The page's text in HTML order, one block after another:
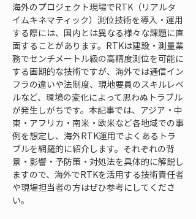
海外のプロジェクト現場でRTK（リアルタ
イムキネマティック）測位技術を導入・運用
する際には、国内とは異なる様々な課題に直
面することがあります。RTKは建設・測量業
務でセンチメートル級の高精度測位を可能に
する画期的な技術ですが、海外では通信イン
フラの違いや法制度、現地要員のスキルレベ
ルなど、環境の変化によって思わぬトラブル
が発生しがちです。本記事では、アジア・中
東・アフリカ・南米・欧米など各地域での事
例を想定し、海外RTK運用でよくあるトラ
ブルを網羅的に紹介します。それぞれの背
景・影響・予防策・対処法を具体的に解説し
ますので、海外でRTKを活用する技術責任者
や現場担当者の方はぜひ参考にしてくださ
い。